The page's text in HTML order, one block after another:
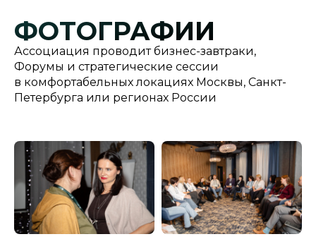
ФОТОГРАФИИ
Ассоциация проводит бизнес-завтраки,
Форумы и стратегические сессии
в комфортабельных локациях Москвы, Санкт-
Петербурга или регионах России